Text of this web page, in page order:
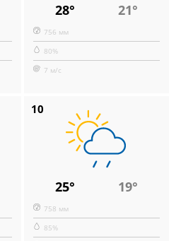
28° 21°
756 мм
80%
7 м/с
10
25° 19°
758 мм
85%